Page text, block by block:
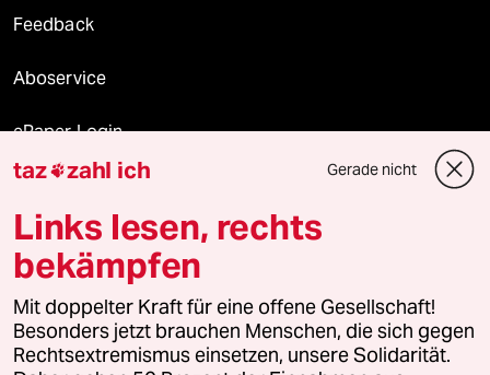
Feedback
Aboservice
ePaper Login
Downloads für Abonnierende
© 2026 taz Verlags und Vertriebs GmbH
Alle Rechte vorbehalten. Bei rechtlichen Fragen oder für Genehmigungen
wenden Sie sich bitte an
lizenzen@taz.de
taz zahl ich Gerade nicht
Links lesen, rechts
bekämpfen
Mit doppelter Kraft für eine offene Gesellschaft!
Besonders jetzt brauchen Menschen, die sich gegen
Rechtsextremismus einsetzen, unsere Solidarität.